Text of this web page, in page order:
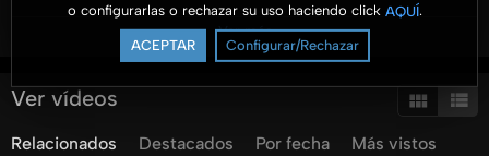
o configurarlas o rechazar su uso haciendo click AQUÍ.
ACEPTAR Configurar/Rechazar
gran plan de Dios para cada uno de sus hijos.
Conduce el Dr. Ismael Castillo Osuna, rector de la
Universidad de Montemorelos.
http://www.facebook.com/UmediaPA
Ver más
Ver vídeos
Relacionados Destacados Por fecha
Más vistos